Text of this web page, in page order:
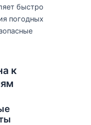
быстро
погодных
к